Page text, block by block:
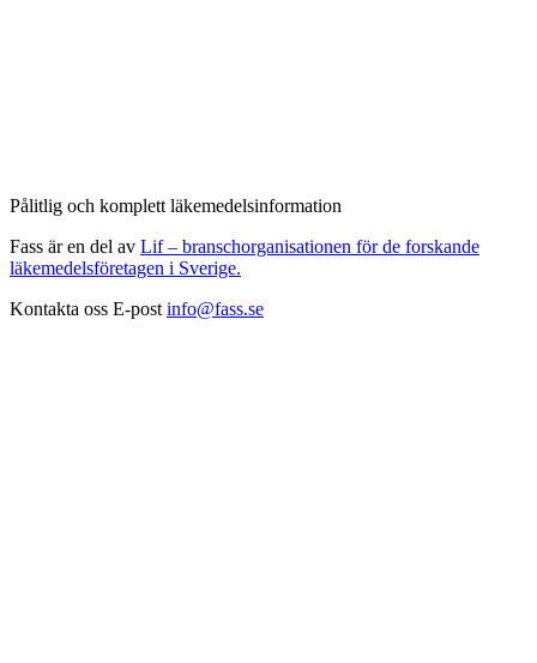
Pålitlig och komplett läkemedelsinformation
Fass är en del av Lif – branschorganisationen för de forskande
läkemedelsföretagen i Sverige.
Kontakta oss E-post info@fass.se